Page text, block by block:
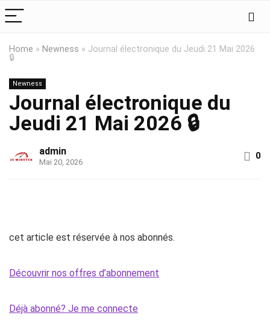
Home » Newness » Journal électronique du Jeudi 21 Mai 2026
🔒
Newness
Journal électronique du
Jeudi 21 Mai 2026 🔒
admin
Mai 20, 2026
0
cet article est réservée à nos abonnés.
Découvrir nos offres d’abonnement
Déjà abonné? Je me connecte